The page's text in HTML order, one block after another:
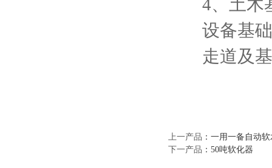
4、土木
设备基础
走道及基
上一产品 ： 一用一备自动软
下一产品 ： 50吨软化器